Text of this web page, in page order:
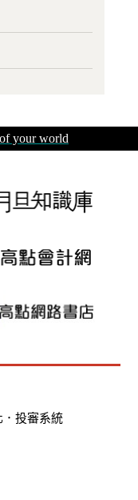
your world
．投審系統